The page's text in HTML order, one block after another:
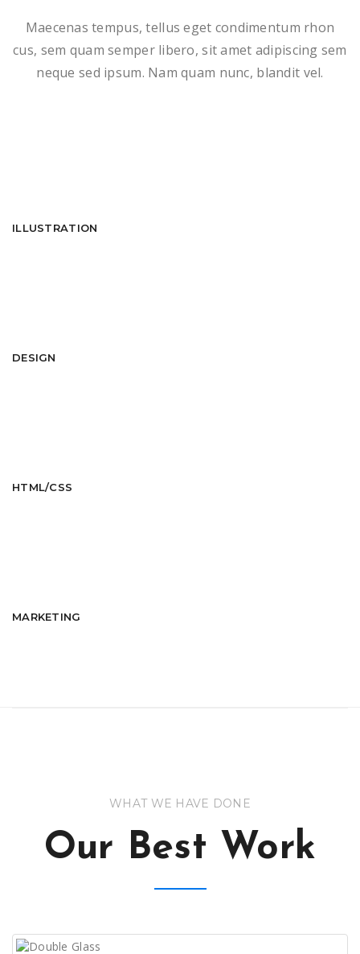
Maecenas tempus, tellus eget condimentum rhon
cus, sem quam semper libero, sit amet adipiscing sem
neque sed ipsum. Nam quam nunc, blandit vel.
ILLUSTRATION
DESIGN
HTML/CSS
MARKETING
WHAT WE HAVE DONE
Our Best Work